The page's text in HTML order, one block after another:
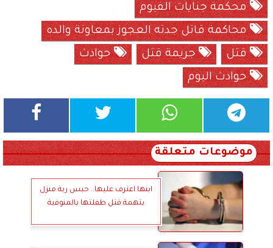
محكمة جنايات الفيوم
محاكمة قاتل جدته العجوز بمعاونة والده
قتل
جريمة قتل
حوادث
حوادث اليوم
موضوعات متعلقة
ابنها اعترف عليها.. حبس ربة منزل
بتهمة قتل طفلتها بالمنوفية